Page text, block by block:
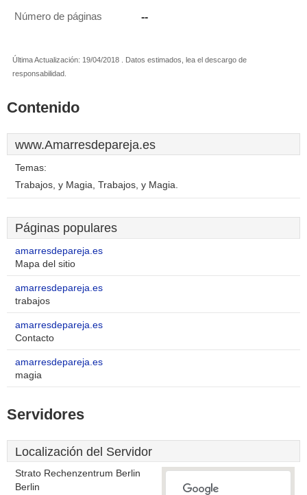
Número de páginas --
Última Actualización: 19/04/2018 . Datos estimados, lea el descargo de
responsabilidad.
Contenido
www.Amarresdepareja.es
Temas:
Trabajos, y Magia, Trabajos, y Magia.
Páginas populares
amarresdepareja.es
Mapa del sitio
amarresdepareja.es
trabajos
amarresdepareja.es
Contacto
amarresdepareja.es
magia
Servidores
Localización del Servidor
Strato Rechenzentrum Berlin
Berlin